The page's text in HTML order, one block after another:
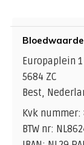
Europaplein 1
5684 ZC
Best,
Kvk nummer:
BTW nr: